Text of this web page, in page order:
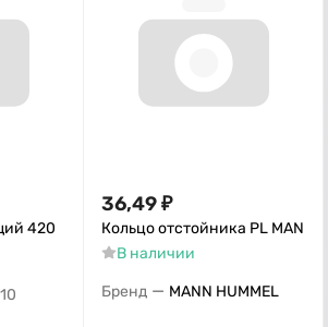
420
36,49₽
Кольцо отстойника РL MAN
В наличии
Бренд — MANN HUMMEL